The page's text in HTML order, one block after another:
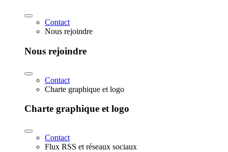
Contact
Nous rejoindre
Nous rejoindre
Contact
Charte graphique et logo
Charte graphique et logo
Contact
Flux RSS et réseaux sociaux